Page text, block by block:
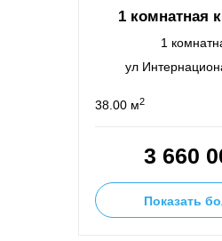
1 комнатная
1
ул
38.00 м2
3 660
Показать